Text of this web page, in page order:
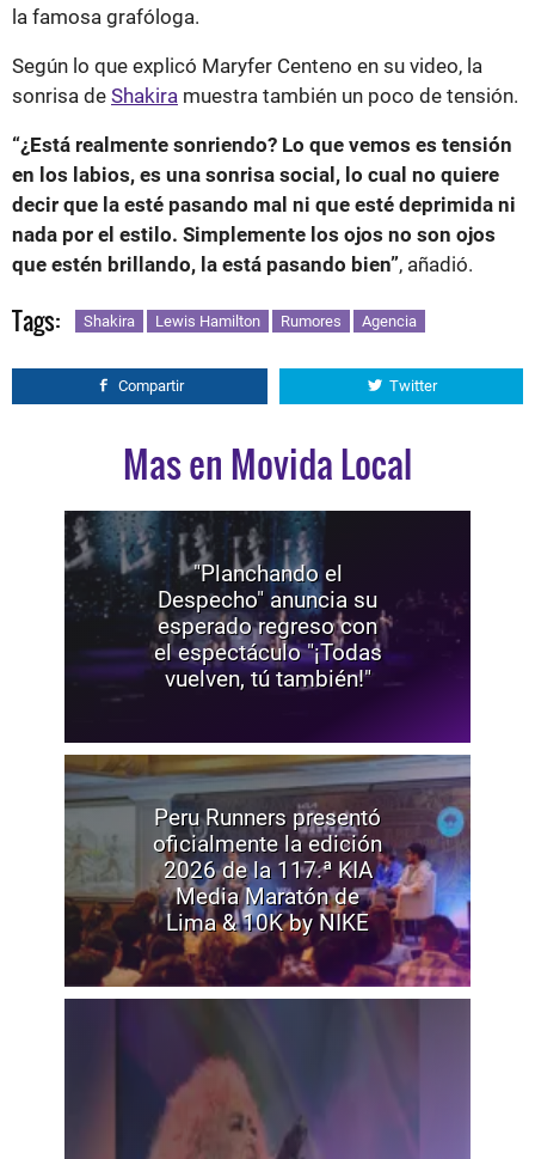
la famosa grafóloga.
Según lo que explicó Maryfer Centeno en su video, la
sonrisa de Shakira muestra también un poco de tensión.
“¿Está realmente sonriendo? Lo que vemos es tensión
en los labios, es una sonrisa social, lo cual no quiere
decir que la esté pasando mal ni que esté deprimida ni
nada por el estilo. Simplemente los ojos no son ojos
que estén brillando, la está pasando bien”, añadió.
Tags: Shakira Lewis Hamilton Rumores Agencia
Compartir Twitter
Mas en Movida Local
"Planchando el
Despecho" anuncia su
esperado regreso con
el espectáculo "¡Todas
vuelven, tú también!"
Peru Runners presentó
oficialmente la edición
2026 de la 117.ª KIA
Media Maratón de
Lima & 10K by NIKE